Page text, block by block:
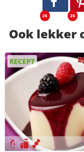
25 25
Ook lekker
RECEPT